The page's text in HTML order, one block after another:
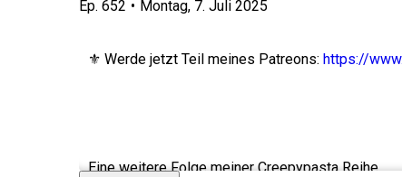
Ep. 652 • Montag, 7. Juli 2025
⚜️ Werde jetzt Teil meines Patreons: https://
Eine weitere Folge meiner Creepypasta Reihe.